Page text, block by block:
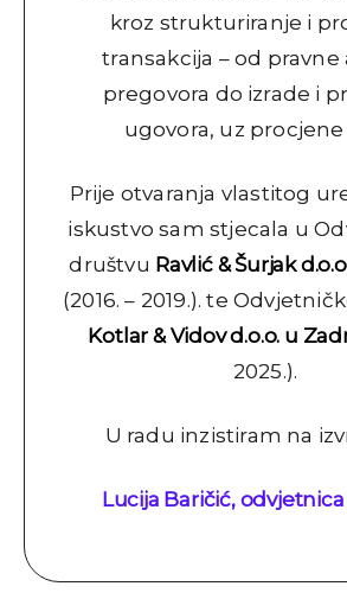
kroz strukturiranje i
transakcija – od pravne
pregovora do izrade i
ugovora, uz procjene
Prije otvaranja vlastitog
iskustvo sam stjecala u
društvu Ravlić & Šurjak
(2016. – 2019.). te
Kotlar & Vidov d.o.o. u
2025.).
U radu inzistiram na
Lucija Baričić,